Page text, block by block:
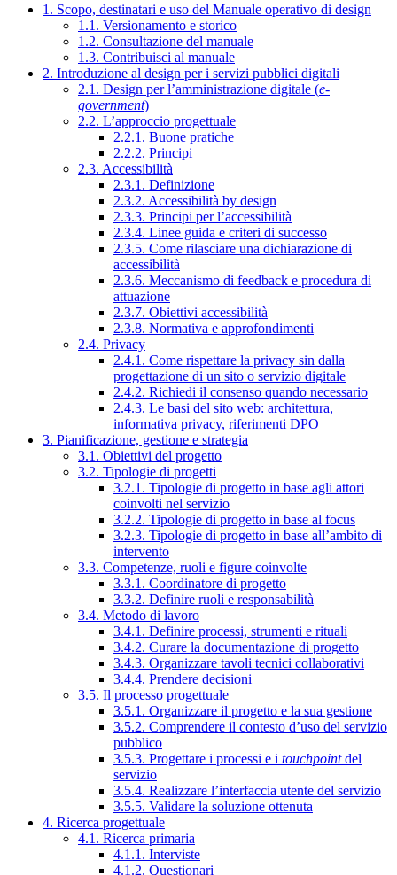
1. Scopo, destinatari e uso del Manuale operativo di design
1.1. Versionamento e storico
1.2. Consultazione del manuale
1.3. Contribuisci al manuale
2. Introduzione al design per i servizi pubblici digitali
2.1. Design per l’amministrazione digitale (e-
government)
2.2. L’approccio progettuale
2.2.1. Buone pratiche
2.2.2. Principi
2.3. Accessibilità
2.3.1. Definizione
2.3.2. Accessibilità by design
2.3.3. Principi per l’accessibilità
2.3.4. Linee guida e criteri di successo
2.3.5. Come rilasciare una dichiarazione di
accessibilità
2.3.6. Meccanismo di feedback e procedura di
attuazione
2.3.7. Obiettivi accessibilità
2.3.8. Normativa e approfondimenti
2.4. Privacy
2.4.1. Come rispettare la privacy sin dalla
progettazione di un sito o servizio digitale
2.4.2. Richiedi il consenso quando necessario
2.4.3. Le basi del sito web: architettura,
informativa privacy, riferimenti DPO
3. Pianificazione, gestione e strategia
3.1. Obiettivi del progetto
3.2. Tipologie di progetti
3.2.1. Tipologie di progetto in base agli attori
coinvolti nel servizio
3.2.2. Tipologie di progetto in base al focus
3.2.3. Tipologie di progetto in base all’ambito di
intervento
3.3. Competenze, ruoli e figure coinvolte
3.3.1. Coordinatore di progetto
3.3.2. Definire ruoli e responsabilità
3.4. Metodo di lavoro
3.4.1. Definire processi, strumenti e rituali
3.4.2. Curare la documentazione di progetto
3.4.3. Organizzare tavoli tecnici collaborativi
3.4.4. Prendere decisioni
3.5. Il processo progettuale
3.5.1. Organizzare il progetto e la sua gestione
3.5.2. Comprendere il contesto d’uso del servizio
pubblico
3.5.3. Progettare i processi e i touchpointdel
servizio
3.5.4. Realizzare l’interfaccia utente del servizio
3.5.5. Validare la soluzione ottenuta
4. Ricerca progettuale
4.1. Ricerca primaria
4.1.1. Interviste
4.1.2. Questionari